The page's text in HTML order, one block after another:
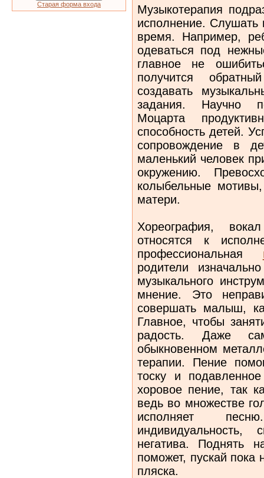
Старая форма входа
Музыкотерапия
исполнение.
время. Например,
одеваться под
главное не
получится
создавать
задания. Научно
Моцарта
способность детей.
сопровождение в
маленький человек
окружению.
колыбельные
матери.
Хореография,
относятся к
профессиональная
родители
музыкального
мнение. Это
совершать малыш,
Главное, чтобы
радость. Даже
обыкновенном
терапии. Пение
тоску и
хоровое пение, так
ведь во множестве
исполняет
индивидуальность,
негатива. Поднять
поможет, пускай пока
пляска.